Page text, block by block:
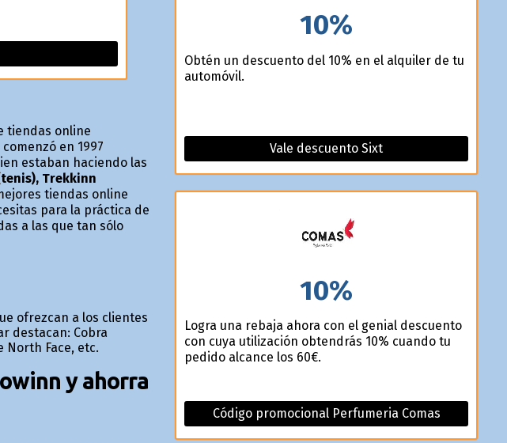
tiendas online
en 1997
estaban haciendo las
Trekkinn
tiendas online
para la práctica de
a las que tan sólo
ofrezcan a los clientes
destacan: Cobra
North Face, etc.
y ahorra
10%
Obtén un descuento del 10% en el alquiler de tu
automóvil.
Vale descuento Sixt
10%
Logra una rebaja ahora con el genial descuento
con cuya utilización obtendrás 10% cuando tu
pedido alcance los 60€.
Código promocional Perfumeria Comas